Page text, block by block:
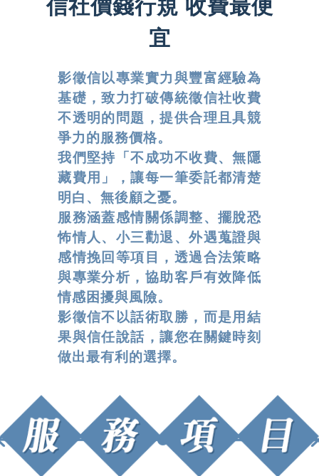
宜
影徵信以專業實力與豐富經驗為
基礎，致力打破傳統徵信社收費
不透明的問題，提供合理且具競
爭力的服務價格。
我們堅持「不成功不收費、無隱
藏費用」，讓每一筆委託都清楚
明白、無後顧之憂。
服務涵蓋感情關係調整、擺脫恐
怖情人、小三勸退、外遇蒐證與
感情挽回等項目，透過合法策略
與專業分析，協助客戶有效降低
情感困擾與風險。
影徵信不以話術取勝，而是用結
果與信任說話，讓您在關鍵時刻
做出最有利的選擇。